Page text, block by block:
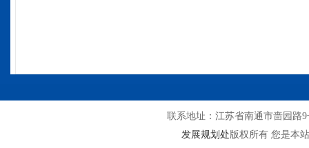
联系地址：江苏省南通市啬园路
发展规划处版权所有 您是本